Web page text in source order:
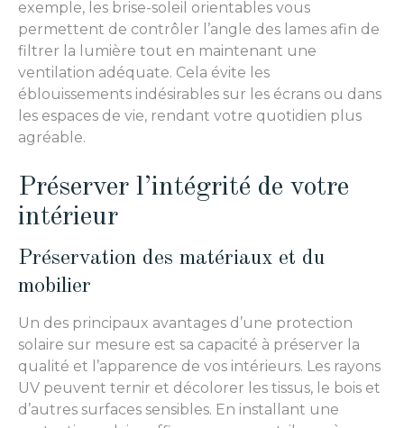
exemple, les brise-soleil orientables vous
permettent de contrôler l’angle des lames afin de
filtrer la lumière tout en maintenant une
ventilation adéquate. Cela évite les
éblouissements indésirables sur les écrans ou dans
les espaces de vie, rendant votre quotidien plus
agréable.
Préserver l’intégrité de votre
intérieur
Préservation des matériaux et du
mobilier
Un des principaux avantages d’une protection
solaire sur mesure est sa capacité à préserver la
qualité et l’apparence de vos intérieurs. Les rayons
UV peuvent ternir et décolorer les tissus, le bois et
d’autres surfaces sensibles. En installant une